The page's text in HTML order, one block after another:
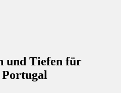
und Tiefen für
Portugal